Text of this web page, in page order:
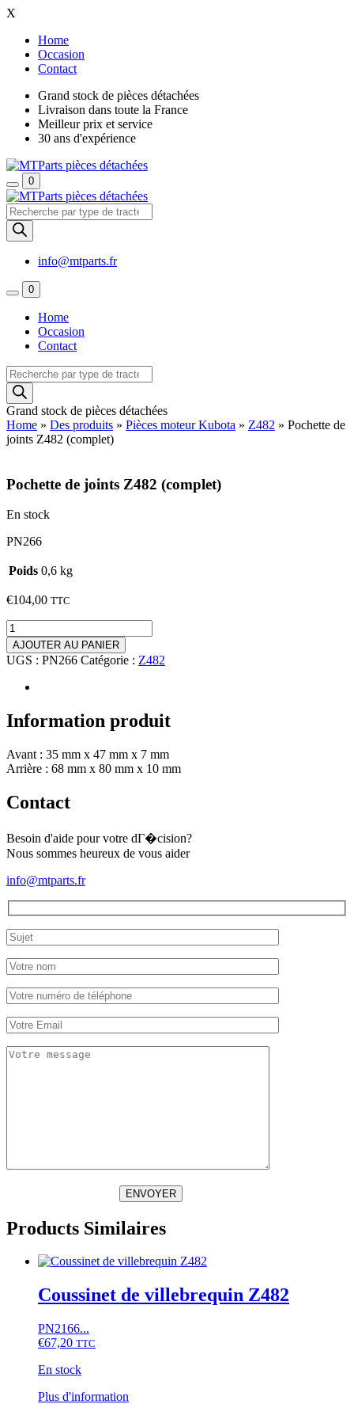
X
Home
Occasion
Contact
Grand stock de pièces détachées
Livraison dans toute la France
Meilleur prix et service
30 ans d'expérience
0
Recherche
de
produits
info@mtparts.fr
0
Home
Occasion
Contact
Recherche
de
produits
Grand stock de pièces détachées
Home » Des produits » Pièces moteur Kubota » Z482 » Pochette de
joints Z482 (complet)
Pochette de joints Z482 (complet)
En stock
PN266
Poids 0,6 kg
€104,00 TTC
quantité
de
Pochette
de
joints
(complet)
AJOUTER AU PANIER
UGS : PN266 Catégorie : Z482
Information produit
Avant : 35 mm x 47 mm x 7 mm
Arrière : 68 mm x 80 mm x 10 mm
Contact
Besoin d'aide pour votre dГ�cision?
Nous sommes heureux de vous aider
info@mtparts.fr
ENVOYER
Products Similaires
Coussinet de villebrequin Z482
PN2166...
€67,20 TTC
En stock
Plus d'information